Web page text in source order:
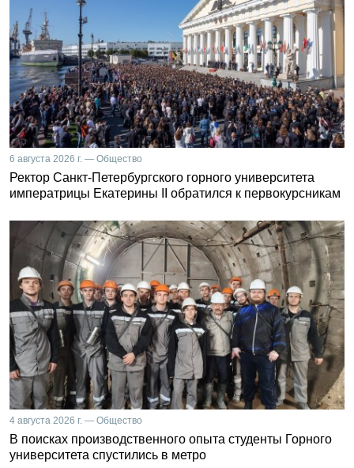
6 августа 2026 г. — Общество
Ректор Санкт-Петербургского горного университета
императрицы Екатерины II обратился к первокурсникам
4 августа 2026 г. — Общество
В поисках производственного опыта студенты Горного
университета спустились в метро